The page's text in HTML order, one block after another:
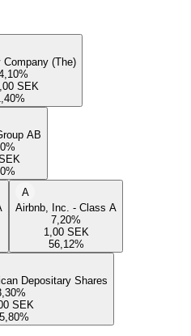
Company (The)
%
SEK
%
AB
%
%
A
Airbnb, Inc. - Class A
7,20%
1,00 SEK
56,12%
Depositary Shares
%
SEK
%